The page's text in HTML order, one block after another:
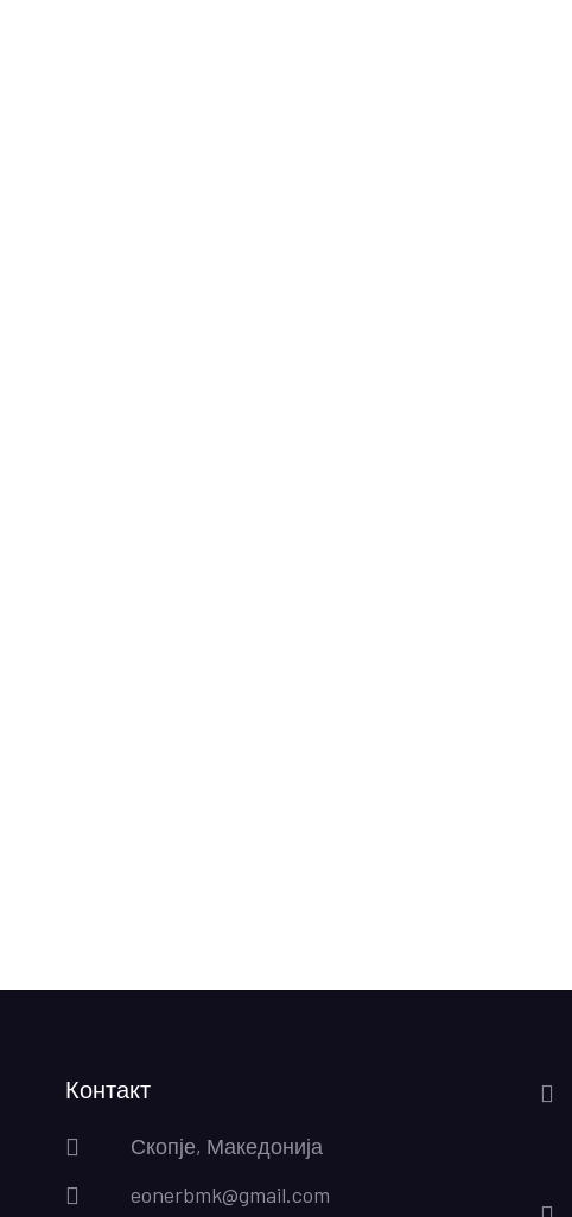
Контакт
Скопје, Македонија
eonerbmk@gmail.com